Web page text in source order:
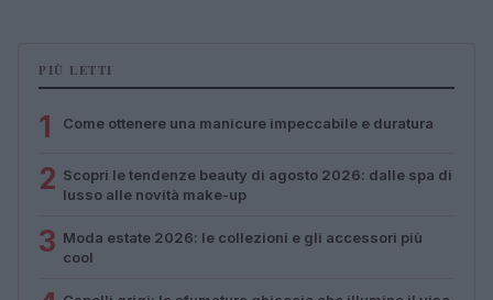
PIÙ LETTI
1 Come ottenere una manicure impeccabile e duratura
2 Scopri le tendenze beauty di agosto 2026: dalle spa di
lusso alle novità make-up
3 Moda estate 2026: le collezioni e gli accessori più
cool